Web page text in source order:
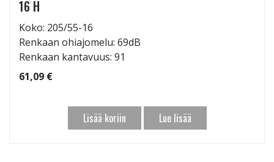
16 H
Koko: 205/55-16
Renkaan ohiajomelu: 69dB
Renkaan kantavuus: 91
61,09 €
Lisää koriin Lue lisää